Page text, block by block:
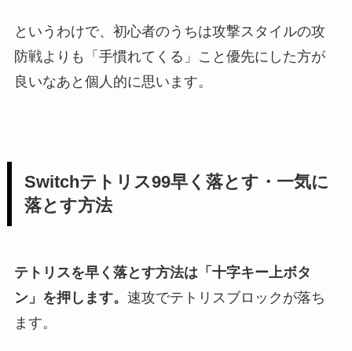
というわけで、初心者のうちは攻撃スタイルの攻
防戦よりも「手慣れてくる」こと優先にした方が
良いなあと個人的に思います。
Switchテトリス99早く落とす・一気に
落とす方法
テトリスを早く落とす方法は「十字キー上ボタ
ン」を押します。 速攻でテトリスブロックが落ち
ます。